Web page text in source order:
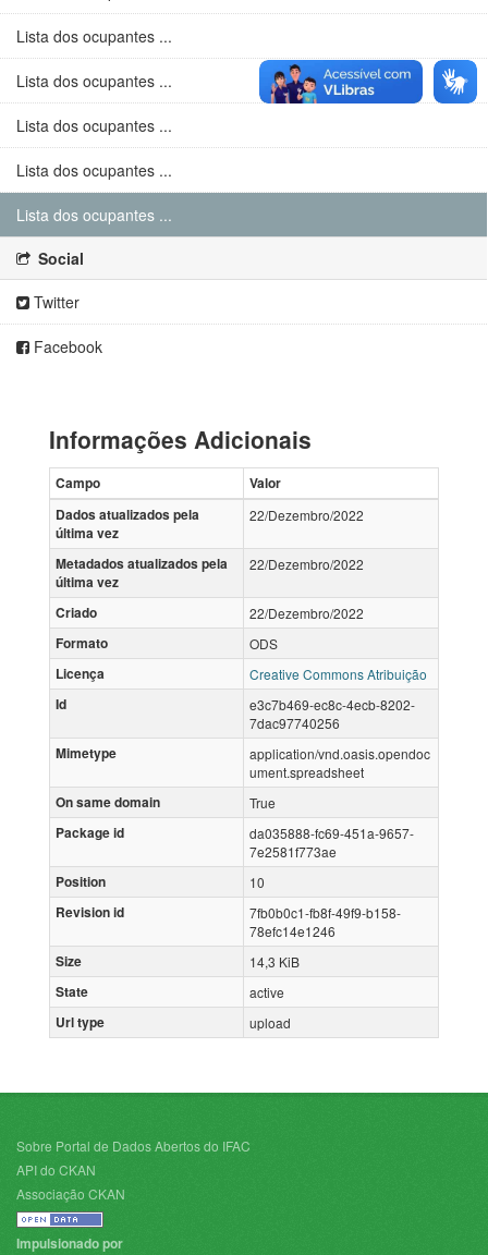
Lista dos ocupantes ...
Lista dos ocupantes ...
Lista dos ocupantes ...
Lista dos ocupantes ...
Lista dos ocupantes ...
Social
Twitter
Facebook
Informações Adicionais
Campo
Valor
Dados atualizados pela
última vez
22/Dezembro/2022
Metadados atualizados pela
última vez
22/Dezembro/2022
Criado 22/Dezembro/2022
Formato ODS
Licença Creative Commons Atribuição
Id
e3c7b469-ec8c-4ecb-8202-
7dac97740256
Mimetype
application/vnd.oasis.opendoc
ument.spreadsheet
On same domain True
Package id
da035888-fc69-451a-9657-
7e2581f773ae
Position 10
Revision id
7fb0b0c1-fb8f-49f9-b158-
78efc14e1246
Size 14,3 KiB
State active
Url type upload
Sobre Portal de Dados Abertos do IFAC
API do CKAN
Associação CKAN
Impulsionado por